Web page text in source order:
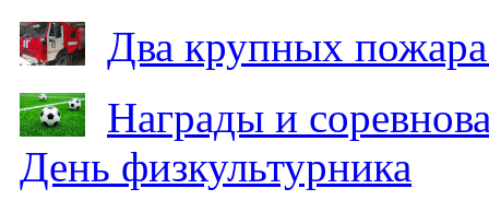
Два крупных
Награды и
День физкультурника